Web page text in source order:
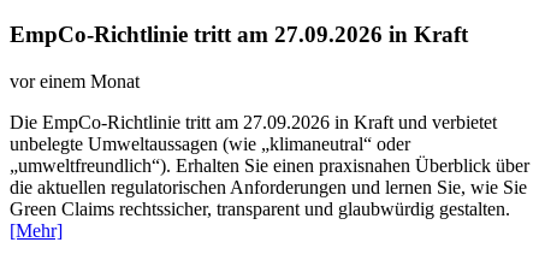
EmpCo-Richtlinie tritt am 27.09.2026 in Kraft
vor einem Monat
Die EmpCo-Richtlinie tritt am 27.09.2026 in Kraft und verbietet
unbelegte Umweltaussagen (wie „klimaneutral“ oder
„umweltfreundlich“). Erhalten Sie einen praxisnahen Überblick über
die aktuellen regulatorischen Anforderungen und lernen Sie, wie Sie
Green Claims rechtssicher, transparent und glaubwürdig gestalten.
[Mehr]